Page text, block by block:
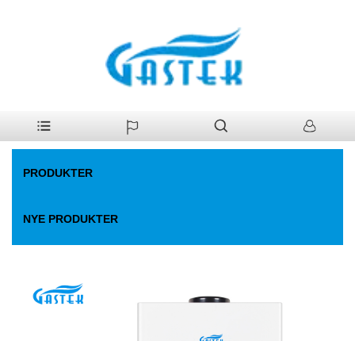
Røggas med lavt vandtryk start-up
PRODUKTER
NYE PRODUKTER